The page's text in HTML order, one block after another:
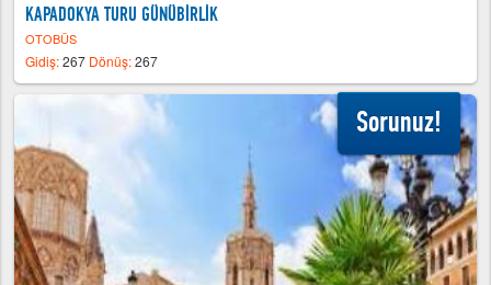
KAPADOKYA TURU GÜNÜBİRLİK
OTOBÜS
Gidiş:267 Dönüş:267
Sorunuz!